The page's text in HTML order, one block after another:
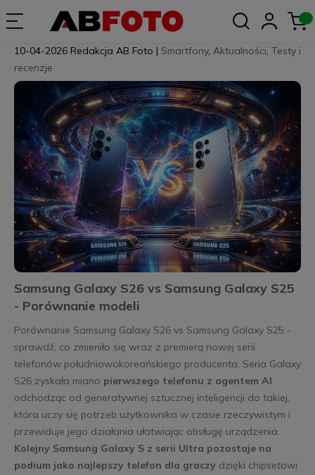
Samsung Galaxy S26 vs Samsung Galaxy S25
- Porównanie modeli
10-04-2026 Redakcja AB Foto | Smartfony, Aktualności, Testy i
recenzje
Porównanie Samsung Galaxy S26 vs Samsung Galaxy S25 -
sprawdź, co zmieniło się wraz z premierą nowej serii
telefonów południowokoreańskiego producenta. Seria Galaxy
S26 zyskała miano pierwszego telefonu z agentem AI
odchodząc od generatywnej sztucznej inteligencji do takiej,
która uczy się potrzeb użytkownika w czasie rzeczywistym i
przewiduje jego działania ułatwiając obsługę urządzenia.
Kolejny Samsung Galaxy S z serii Ultra pozostaje na
podium jako najlepszy telefon dla graczydzięki chipsetowi